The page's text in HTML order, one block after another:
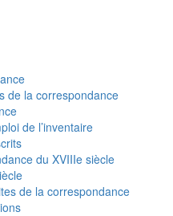
de la correspondance
de l’inventaire
du XVIIIe siècle
de la correspondance